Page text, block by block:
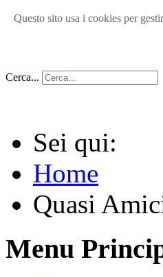
Questo sito usa i cookies per
Cerca...
Sei qui:
Home
Quasi
Menu